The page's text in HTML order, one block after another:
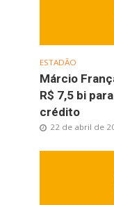
ESTADÃO
Márcio
R$ 7,5 bi
crédito
22 de abril de